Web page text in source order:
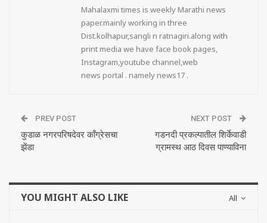
Mahalaxmi times is weekly Marathi news
paper.mainly working in three
Dist.kolhapur,sangli n ratnagiri.along with
print media we have face book pages,
Instagram,youtube channel,web
news portal . namely news17 .
PREV POST
कुडाळ नगरपरिषदेवर काँग्रेसचा
झेंडा
NEXT POST
गडनदी प्रकल्पातील शिर्केवाडी
ग्रामस्थ आठ दिवस पाण्याविना
All
YOU MIGHT ALSO LIKE